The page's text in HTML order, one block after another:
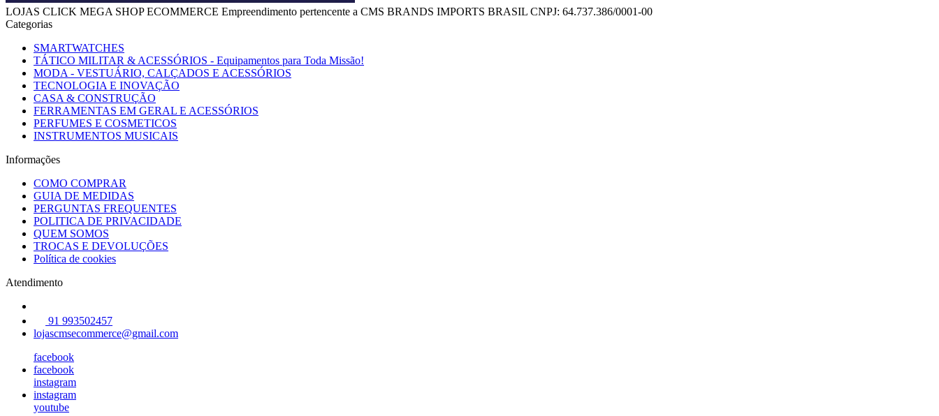
LOJAS CLICK MEGA SHOP ECOMMERCE Empreendimento pertencente a CMS BRANDS IMPORTS BRASIL CNPJ: 64.737.386/0001-00
Categorias
SMARTWATCHES
TÁTICO MILITAR & ACESSÓRIOS - Equipamentos para Toda Missão!
MODA - VESTUÁRIO, CALÇADOS E ACESSÓRIOS
TECNOLOGIA E INOVAÇÃO
CASA & CONSTRUÇÃO
FERRAMENTAS EM GERAL E ACESSÓRIOS
PERFUMES E COSMETICOS
INSTRUMENTOS MUSICAIS
Informações
COMO COMPRAR
GUIA DE MEDIDAS
PERGUNTAS FREQUENTES
POLITICA DE PRIVACIDADE
QUEM SOMOS
TROCAS E DEVOLUÇÕES
Política de cookies
Atendimento
91 993502457
lojascmsecommerce@gmail.com
facebook
facebook
instagram
instagram
youtube